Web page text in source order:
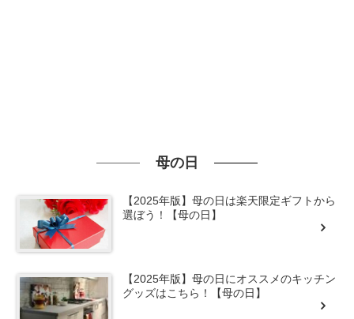
母の日
【2025年版】母の日は楽天限定ギフトから
選ぼう！【母の日】
【2025年版】母の日にオススメのキッチン
グッズはこちら！【母の日】